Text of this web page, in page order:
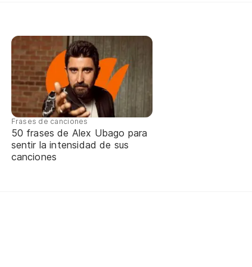
Frases de canciones
50 frases de Alex Ubago para
sentir la intensidad de sus
canciones